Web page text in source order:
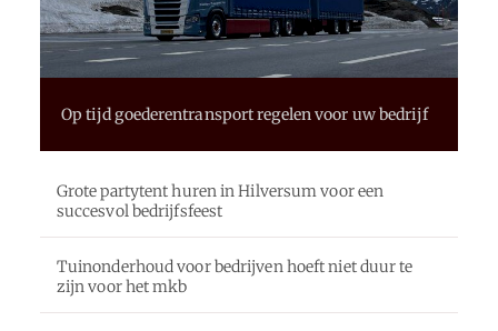
Op tijd goederentransport regelen voor uw bedrijf
Grote partytent huren in Hilversum voor een
succesvol bedrijfsfeest
Tuinonderhoud voor bedrijven hoeft niet duur te
zijn voor het mkb